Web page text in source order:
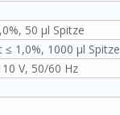
50 μl Spitze
≤ 1,0%, 1000 μl Spitze
V, 50/60 Hz